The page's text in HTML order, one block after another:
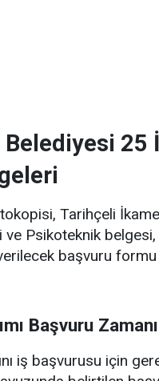
25
Tarihçeli
ve Psikoteknik
başvuru
Başvuru Zamanı
iş başvurusu için